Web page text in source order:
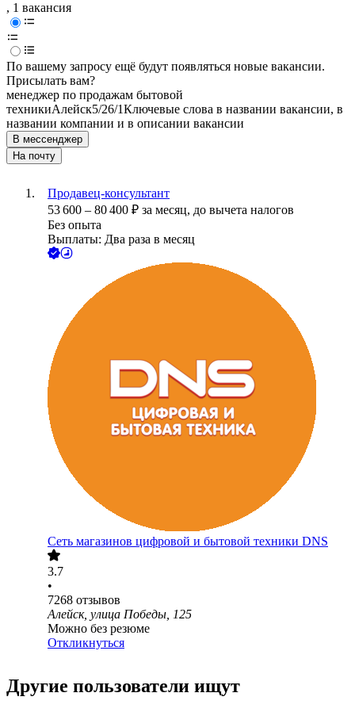
, 1 вакансия
По вашему запросу ещё будут появляться новые вакансии.
Присылать вам?
менеджер по продажам бытовой
техникиАлейск5/26/1Ключевые слова в названии вакансии, в
названии компании и в описании вакансии
В мессенджер
На почту
Продавец-консультант
53 600 – 80 400 ₽ за месяц, до вычета налогов
Без опыта
Выплаты: Два раза в месяц
Сеть магазинов цифровой и бытовой техники DNS
3.7
•
7268 отзывов
Алейск, улица Победы, 125
Можно без резюме
Откликнуться
Другие пользователи ищут